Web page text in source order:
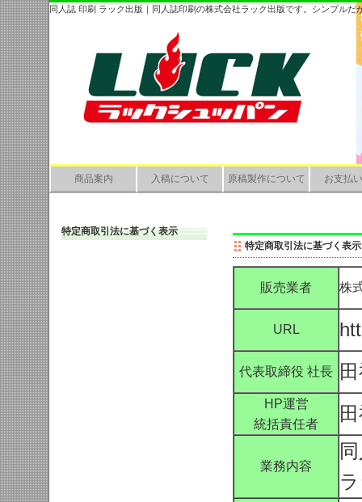
同人誌 印刷 ラック出版｜同人誌印刷の株式会社ラック出版です。シンプル
商品案内 入稿について 原稿製作について お支払
特定商取引法に基づく表示
特定商取引法に基づく表示
販売業者 株
URL
代表取締役 社長
HP運営
統括責任者
業務内容